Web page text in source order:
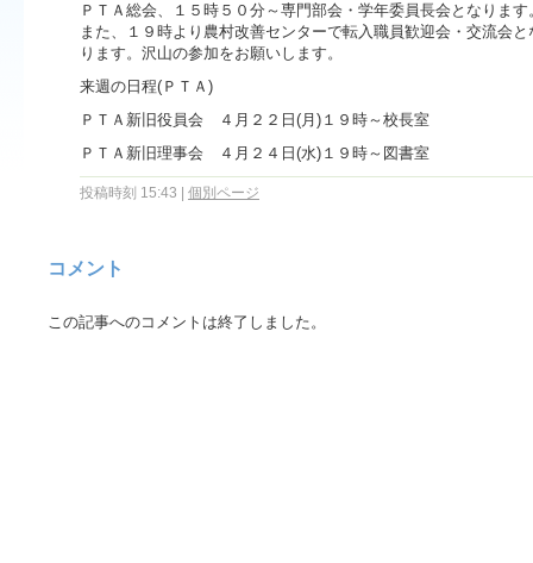
ＰＴＡ総会、１５時５０分～専門部会・学年委員長会となります
また、１９時より農村改善センターで転入職員歓迎会・交流会と
ります。沢山の参加をお願いします。
来週の日程(ＰＴＡ)
ＰＴＡ新旧役員会 ４月２２日(月)１９時～校長室
ＰＴＡ新旧理事会 ４月２４日(水)１９時～図書室
投稿時刻 15:43 個別ページ
コメント
この記事へのコメントは終了しました。